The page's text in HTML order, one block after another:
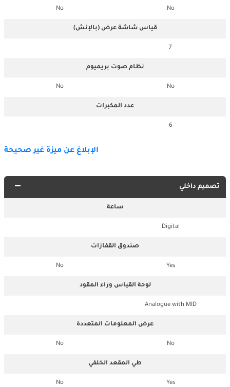
No
No
قياس شاشة عرض (بالإنش)
7
نظام صوت بريميوم
No
No
عدد المكبرات
6
الإبلاغ عن ميزة غير صحيحة
تصميم داخلي
ساعة
Digital
صندوق القفازات
Yes
No
لوحة القياس وراء المقود
Analogue with MID
عرض المعلومات المتعددة
No
No
طي المقعد الخلفي
Yes
No